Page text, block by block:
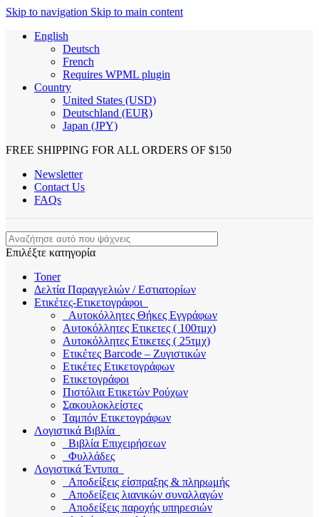
Skip to navigation Skip to main content
English
Deutsch
French
Requires WPML plugin
Country
United States (USD)
Deutschland (EUR)
Japan (JPY)
FREE SHIPPING FOR ALL ORDERS OF $150
Newsletter
Contact Us
FAQs
Επιλέξτε κατηγορία
Toner
Δελτία Παραγγελιών / Εστιατορίων
Ετικέτες-Ετικετογράφοι
Αυτοκόλλητες Θήκες Εγγράφων
Αυτοκόλλητες Ετικετες ( 100τμχ)
Αυτοκόλλητες Ετικετες ( 25τμχ)
Ετικέτες Barcode – Ζυγιστικών
Ετικέτες Ετικετογράφων
Ετικετογράφοι
Πιστόλια Ετικετών Ρούχων
Σακουλοκλείστες
Ταμπόν Ετικετογράφων
Λογιστικά Βιβλία
Βιβλία Επιχειρήσεων
Φυλλάδες
Λογιστικά Έντυπα
Αποδείξεις είσπραξης & πληρωμής
Αποδείξεις λιανικών συναλλαγών
Αποδείξεις παροχής υπηρεσιών